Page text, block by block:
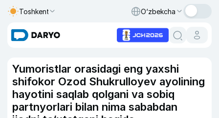
Toshkent O‘zbekcha
Yumoristlar orasidagi eng yaxshi
shifokor Ozod Shukrulloyev ayolining
hayotini saqlab qolgani va sobiq
partnyorlari bilan nima sababdan